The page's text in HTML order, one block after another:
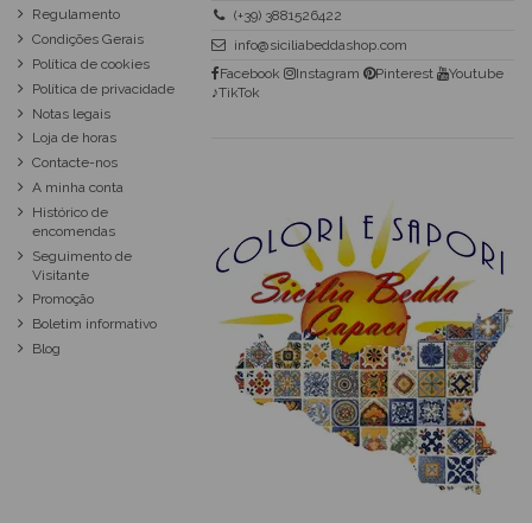
Regulamento
Condições Gerais
Política de cookies
Política de privacidade
Notas legais
Loja de horas
Contacte-nos
A minha conta
Histórico de
encomendas
Seguimento de
Visitante
Promoção
Boletim informativo
Blog
(+39) 3881526422
info@siciliabeddashop.com
Facebook
Instagram Pinterest
Youtube
♪TikTok